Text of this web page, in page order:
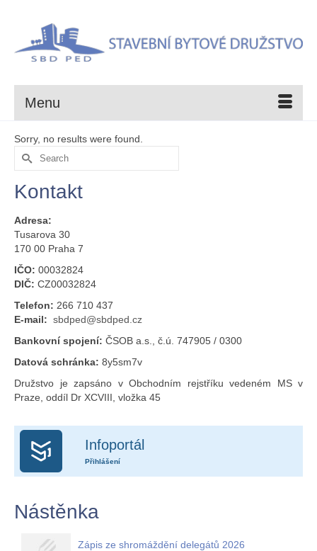
Menu
Sorry, no results were found.
Search
for:
Kontakt
Adresa:
Tusarova 30
170 00 Praha 7
IČO: 00032824
DIČ: CZ00032824
Telefon: 266 710 437
E-mail: sbdped@sbdped.cz
Bankovní spojení: ČSOB a.s., č.ú. 747905 / 0300
Datová schránka: 8y5sm7v
Družstvo je zapsáno v Obchodním rejstříku vedeném MS v
Praze, oddíl Dr XCVIII, vložka 45
Infoportál
Přihlášení
Nástěnka
Zápis ze shromáždění delegátů 2026